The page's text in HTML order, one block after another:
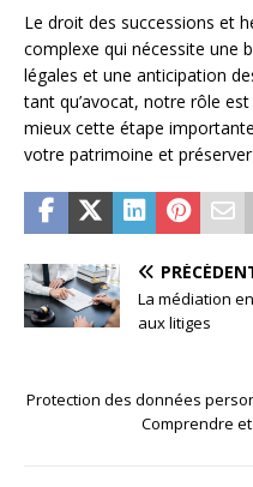
Le droit des successions et
complexe qui nécessite une
légales et une anticipation
tant qu’avocat, notre rôle
mieux cette étape
votre patrimoine et préserver
La médiation
aux litiges
Protection des données
Comprendre